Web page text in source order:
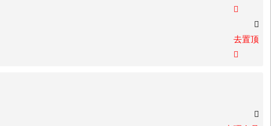


去置顶

